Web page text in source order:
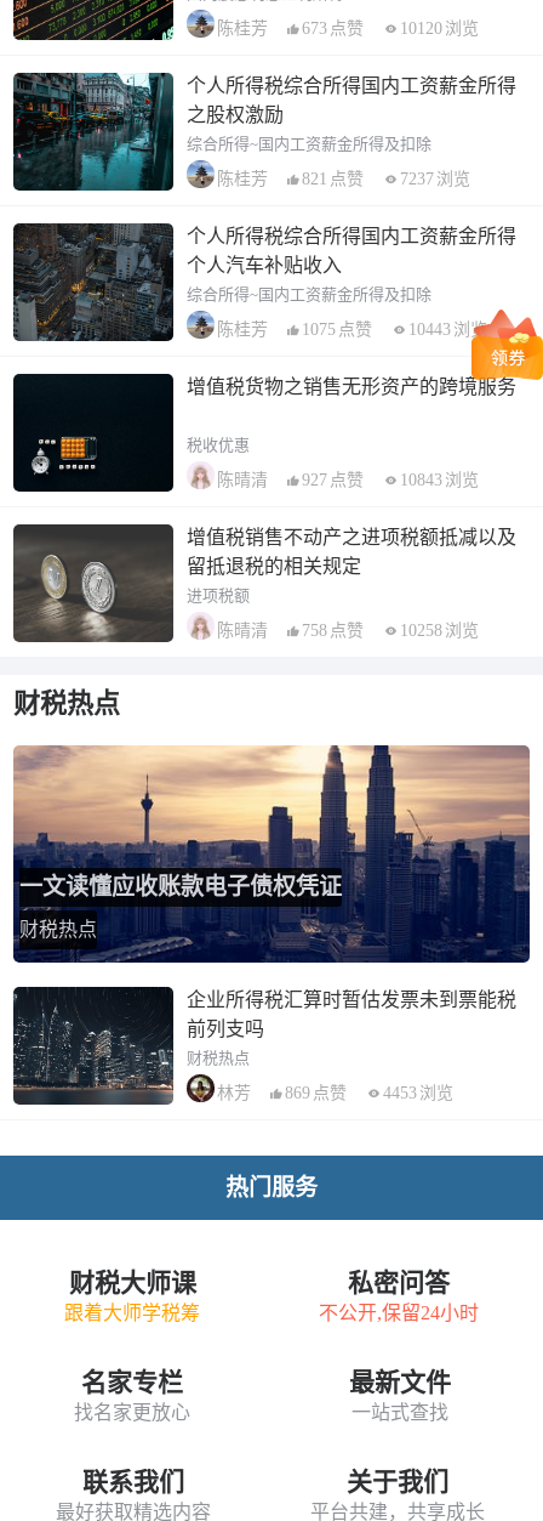
陈桂芳
673 点赞 10120 浏览
个人所得税综合所得国内工资薪金所得
之股权激励
综合所得~国内工资薪金所得及扣除
陈桂芳
821 点赞 7237 浏览
个人所得税综合所得国内工资薪金所得
个人汽车补贴收入
综合所得~国内工资薪金所得及扣除
陈桂芳
1075 点赞 10443 浏览
增值税货物之销售无形资产的跨境服务
税收优惠
陈晴清
927 点赞 10843 浏览
增值税销售不动产之进项税额抵减以及
留抵退税的相关规定
进项税额
陈晴清
758 点赞 10258 浏览
财税热点
一文读懂应收账款电子债权凭证
财税热点
企业所得税汇算时暂估发票未到票能税
前列支吗
财税热点
林芳
869 点赞 4453 浏览
热门服务
财税大师课
跟着大师学税筹
私密问答
不公开,保留24小时
名家专栏
找名家更放心
最新文件
一站式查找
联系我们
最好获取精选内容
关于我们
平台共建，共享成长